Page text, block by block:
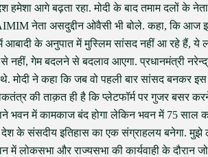
हमेशा आगे बढ़ता रहा. मोदी के बाद तमाम दलों के
नेता असदुद्दीन ओवैसी भी बोले. कहा, कि
में आबादी के अनुपात में मुस्लिम सांसद नहीं आ रहे हैं,
गेम बदलने से बदलाव आएगा. प्रधानमंत्री नरेन्द्र
मोदी ने कहा कि जब वो पहली बार सांसद बनकर इस
की ताक़त ही है कि प्लेटफॉर्म पर गुजर बसर करने
भवन में कामकाज बंद होगा लेकिन भवन में 75
देश के संसदीय इतिहास का एक संग्राहलय बनेगा.
में लोकसभा और राज्यसभा की कार्यवाही के दौरान